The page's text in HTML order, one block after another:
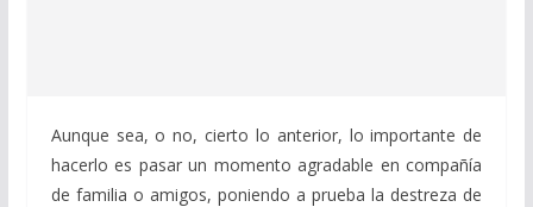
Aunque sea, o no, cierto lo anterior, lo importante de
hacerlo es pasar un momento agradable en compañía
de familia o amigos, poniendo a prueba la destreza de